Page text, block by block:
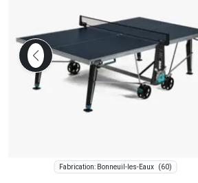
Fabrication: Bonneuil-les-Eaux (60)